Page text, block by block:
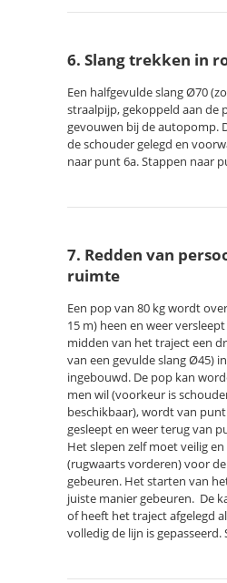
6. Slang trekken in
Een halfgevulde slang Ø70
straalpijp, gekoppeld aan de
gevouwen bij de autopomp.
de schouder gelegd en
naar punt 6a. Stappen naar
7. Redden van
ruimte
Een pop van 80 kg wordt
15 m) heen en weer
midden van het traject een
van een gevulde slang Ø45)
ingebouwd. De pop kan
men wil (voorkeur is
beschikbaar), wordt van
gesleept en weer terug van
Het slepen zelf moet veilig
(rugwaarts vorderen) voor
gebeuren. Het starten van
juiste manier gebeuren. De
of heeft het traject afgelegd
volledig de lijn is